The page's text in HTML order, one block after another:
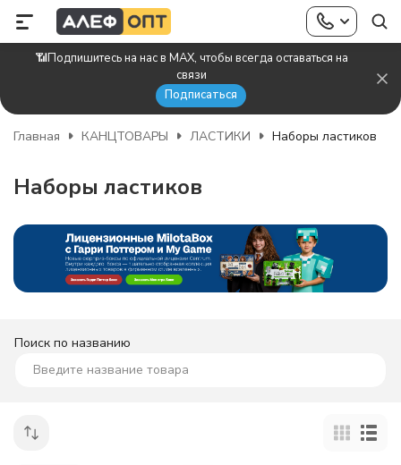
📶Подпишитесь на нас в MAX, чтобы всегда оставаться на
связи
Подписаться
Главная КАНЦТОВАРЫ ЛАСТИКИ Наборы ластиков
Наборы ластиков
Поиск по названию